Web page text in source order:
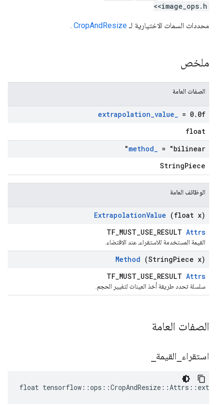
<image_ops.h>
محددات السمات الاختيارية لـ CropAndResize
.
ملخص
الصفات العامة
extrapolation_value_ = 0. 0f
float
method_ = "bilinear"
StringPiece
الوظائف العامة
ExtrapolationValue (float x)
TF_MUST_USE_RESULT Attrs
القيمة المستخدمة للاستقراء، عند الاقتضاء.
Method (StringPiece x)
TF_MUST_USE_RESULT Attrs
سلسلة تحدد طريقة أخذ العينات لتغيير الحجم.
الصفات العامة
استقراء القيمة
float